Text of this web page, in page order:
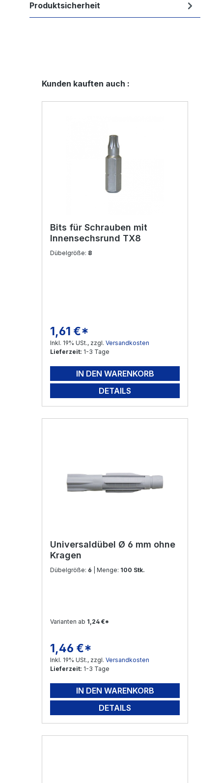
Produktsicherheit
Produktgalerie überspringen
Kunden kauften auch :
Bits für Schrauben mit
Innensechsrund TX8
Dübelgröße: 8
Regulärer Preis:
1,61 €*
Inkl. 19% USt., zzgl. Versandkosten
Lieferzeit: 1-3 Tage
IN DEN WARENKORB
DETAILS
Universaldübel Ø 6 mm ohne
Kragen
Dübelgröße: 6 | Menge: 100 Stk.
Varianten ab 1,24 €*
Regulärer Preis:
1,46 €*
Inkl. 19% USt., zzgl. Versandkosten
Lieferzeit: 1-3 Tage
IN DEN WARENKORB
DETAILS